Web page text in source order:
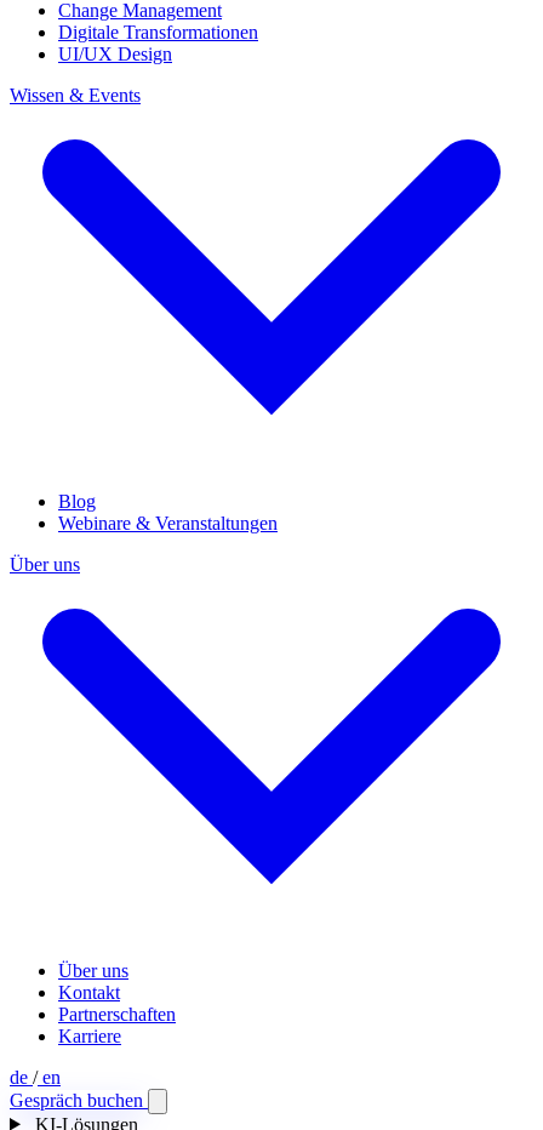
Change Management
Digitale Transformationen
UI/UX Design
Wissen & Events
Blog
Webinare & Veranstaltungen
Über uns
Über uns
Kontakt
Partnerschaften
Karriere
de /en
Gespräch buchen
KI-Lösungen